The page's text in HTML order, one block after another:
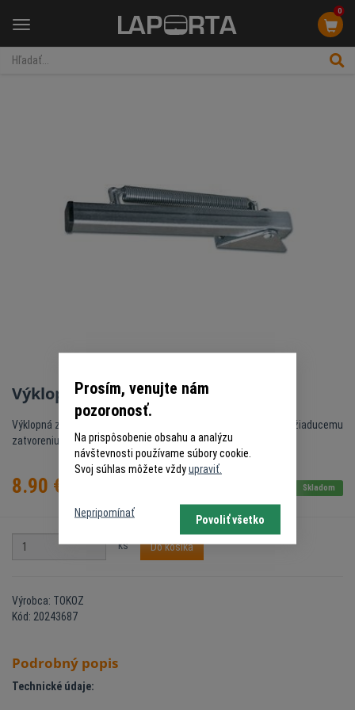
Menu
0
Výklopná zarážka - 300mm ZN
Výklopná zarážka určená na zabezpečenie brán a dverí proti nežiaducemu
zatvoreniu.
8.90 € Skladom
ks Do košíka
Výrobca: TOKOZ
Kód: 20243687
Podrobný popis
Technické údaje:
Prosím, venujte nám
pozoronosť.
Na prispôsobenie obsahu a analýzu
návštevnosti používame súbory cookie.
Svoj súhlas môžete vždyupraviť.
Nepripomínať
Povoliť všetko